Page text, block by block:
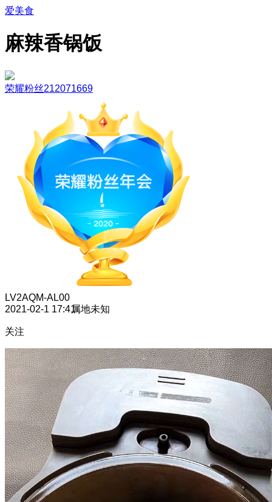
爱美食
麻辣香锅饭
荣耀粉丝212071669
LV2AQM-AL00
2021-02-1 17:41属地未知
关注